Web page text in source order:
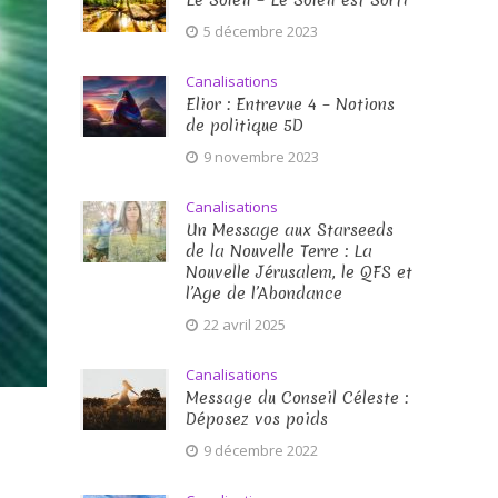
5 décembre 2023
Canalisations
Elior : Entrevue 4 – Notions
de politique 5D
9 novembre 2023
Canalisations
Un Message aux Starseeds
de la Nouvelle Terre : La
Nouvelle Jérusalem, le QFS et
l’Age de l’Abondance
22 avril 2025
Canalisations
Message du Conseil Céleste :
Déposez vos poids
9 décembre 2022